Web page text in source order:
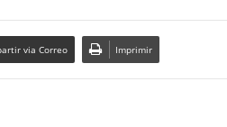
via Correo Imprimir